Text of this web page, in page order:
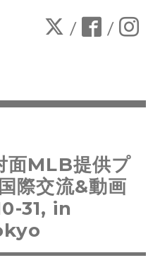
/ /
面MLB提供プ
際交流&動画
31, in